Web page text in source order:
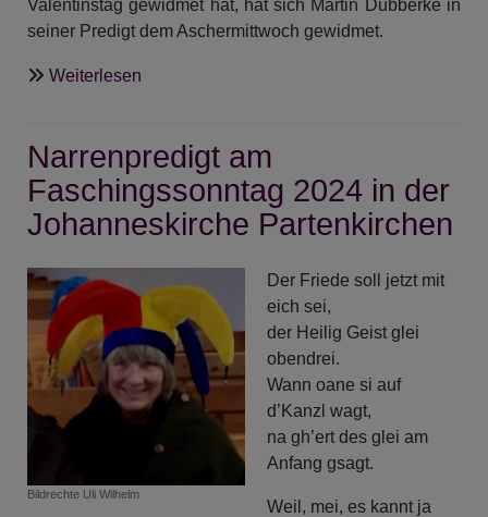
Valentinstag gewidmet hat, hat sich Martin Dubberke in
seiner Predigt dem Aschermittwoch gewidmet.
Weiterlesen
-
was?
-
dialogischer
Gottesdienst
zum
Valentinstag
am
Aschermittwoch
Narrenpredigt am
Faschingssonntag 2024 in der
Johanneskirche Partenkirchen
Bildrechte Uli Wilhelm
Der Friede soll jetzt mit
eich sei,
der Heilig Geist glei
obendrei.
Wann oane si auf
d’Kanzl wagt,
na gh’ert des glei am
Anfang gsagt.
Weil, mei, es kannt ja